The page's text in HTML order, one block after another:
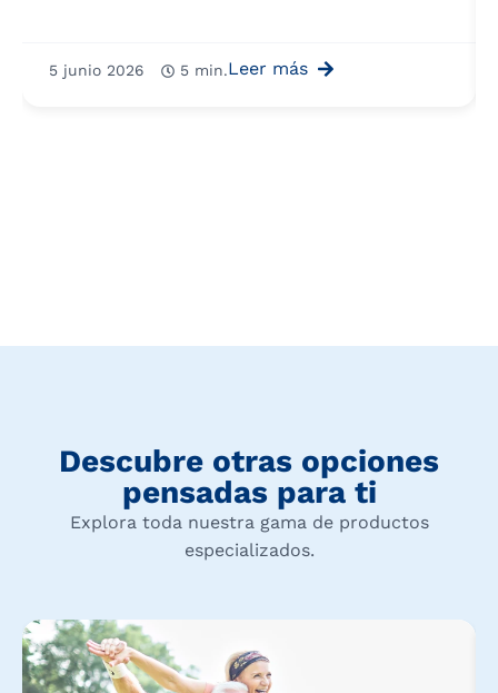
5 junio 2026 5 min.Leer más
Descubre otras opciones
pensadas para ti
Explora toda nuestra gama de productos
especializados.